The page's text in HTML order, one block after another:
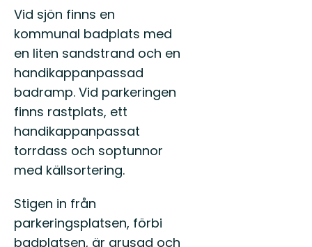
Vid sjön finns en
kommunal badplats med
en liten sandstrand och en
handikappanpassad
badramp. Vid parkeringen
finns rastplats, ett
handikappanpassat
torrdass och soptunnor
med källsortering.
Stigen in från
parkeringsplatsen, förbi
badplatsen, är grusad och